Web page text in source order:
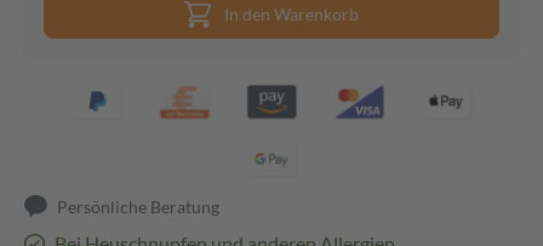
In den Warenkorb
Persönliche Beratung